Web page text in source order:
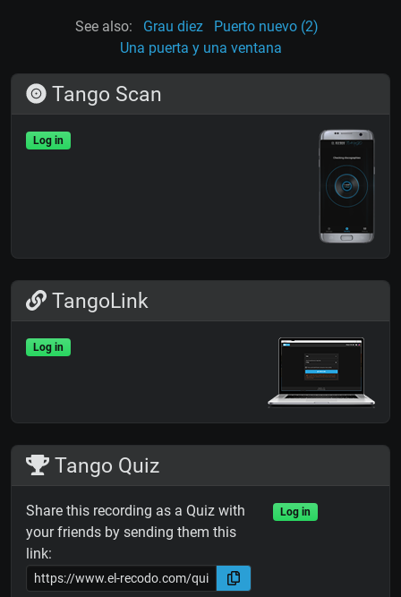
See also: Grau diez
Puerto nuevo (2)
Una puerta y una ventana
Tango Scan
Log in
TangoLink
Log in
Tango Quiz
Share this recording as a Quiz with
your friends by sending them this
link:
Log in